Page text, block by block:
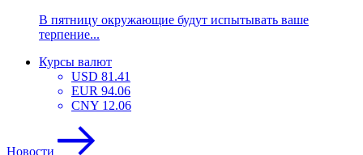
В пятницу окружающие будут испытывать ваше
терпение...
Курсы валют
USD 81.41
EUR 94.06
CNY 12.06
Новости